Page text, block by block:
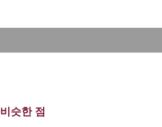
비슷한 점